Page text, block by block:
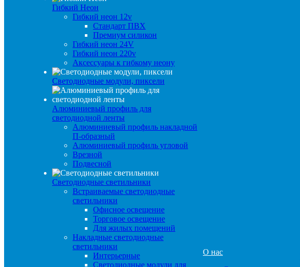
Гибкий Неон
Гибкий неон 12v
Стандарт ПВХ
Премиум силикон
Гибкий неон 24V
Гибкий неон 220v
Аксессуары к гибкому неону
Светодиодные модули, пиксели
Алюминиевый профиль для
светодиодной ленты
Алюминиевый профиль накладной
П-образный
Алюминиевый профиль угловой
Врезной
Подвесной
Светодиодные светильники
Встраиваемые светодиодные
светильники
Офисное освещение
Торговое освещение
Для жилых помещений
Накладные светодиодные
светильники
Интерьерные
Светодиодные модули для
О нас